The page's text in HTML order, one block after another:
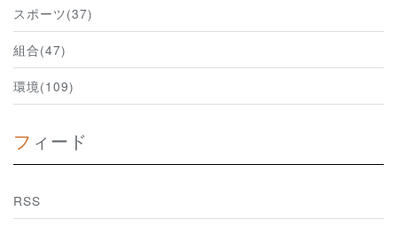
スポーツ(37)
組合(47)
環境(109)
フィード
RSS